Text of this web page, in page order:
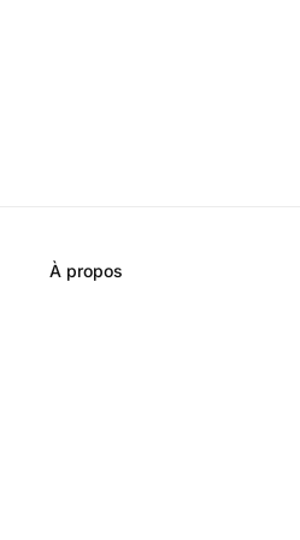
À propos